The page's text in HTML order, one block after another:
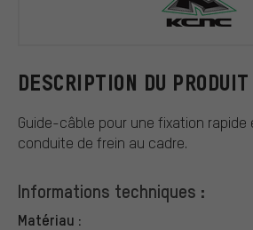
DESCRIPTION DU PRODUIT
Guide-câble pour une fixation
conduite de frein au cadre.
Informations techniques :
Matériau :